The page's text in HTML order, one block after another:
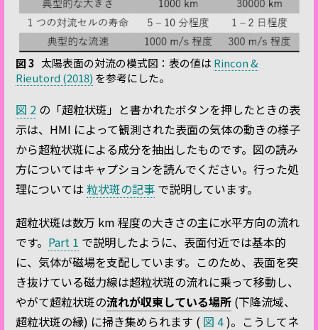
図 3 太陽表面の対流の模式図：表の値は Rincon &
Rieutord (2018) を参考にした。
図 2 の「超粒状斑」と書かれたボタンを押したときの表
示は、HMI によって観測された表面の気体の動きの様子
から超粒状斑による成分を抽出したものです。図の読み
方についてはキャプションを読んでください。行った処
理については 粒状斑の記事 で説明しています。
超粒状斑は数万 km 程度の大きさの主に水平方向の流れ
です。 Part 1 で説明したように、表面付近では基本的
に、気体が磁場を支配しています。このため、表面を突
き抜けている磁力線は超粒状斑の流れに乗って移動し、
やがて超粒状斑の流れが収束している場所 (下降流域、
超粒状斑の縁) に掃き集められます ( 図 4)。こうしてネ